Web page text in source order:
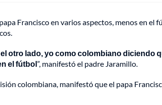
Francisco en varios aspectos, menos en el
otro lado, yo como colombiano diciendo
el fútbol”, manifestó el padre Jaramillo.
colombiana, manifestó que el papa